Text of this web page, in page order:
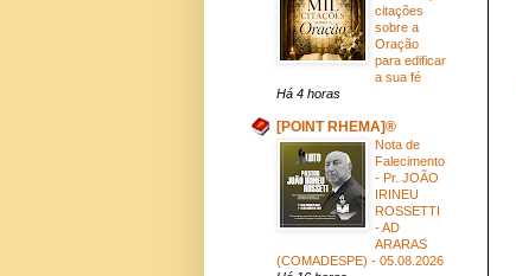
citações
sobre a
Oração
para edificar
a sua fé
Há 4 horas
[POINT RHEMA]®
Nota de
Falecimento
- Pr. JOÃO
IRINEU
ROSSETTI
- AD
ARARAS
(COMADESPE) - 05.08.2026